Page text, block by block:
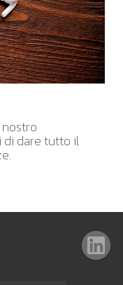
di dare tutto il